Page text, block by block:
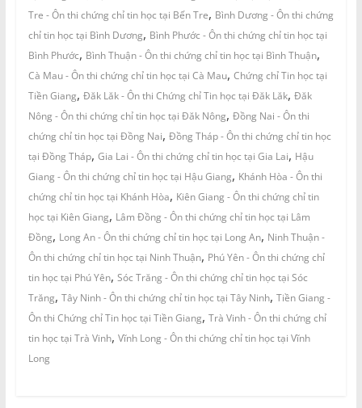
Tre - Ôn thi chứng chỉ tin học tại Bến Tre, Bình Dương - Ôn thi chứng
chỉ tin học tại Bình Dương, Bình Phước - Ôn thi chứng chỉ tin học tại
Bình Phước, Bình Thuận - Ôn thi chứng chỉ tin học tại Bình Thuận,
Cà Mau - Ôn thi chứng chỉ tin học tại Cà Mau, Chứng chỉ Tin học tại
Tiền Giang, Đăk Lăk - Ôn thi Chứng chỉ Tin học tại Đăk Lăk, Đăk
Nông - Ôn thi chứng chỉ tin học tại Đăk Nông, Đồng Nai - Ôn thi
chứng chỉ tin học tại Đồng Nai, Đồng Tháp - Ôn thi chứng chỉ tin học
tại Đồng Tháp, Gia Lai - Ôn thi chứng chỉ tin học tại Gia Lai, Hậu
Giang - Ôn thi chứng chỉ tin học tại Hậu Giang, Khánh Hòa - Ôn thi
chứng chỉ tin học tại Khánh Hòa, Kiên Giang - Ôn thi chứng chỉ tin
học tại Kiên Giang, Lâm Đồng - Ôn thi chứng chỉ tin học tại Lâm
Đồng, Long An - Ôn thi chứng chỉ tin học tại Long An, Ninh Thuận -
Ôn thi chứng chỉ tin học tại Ninh Thuận, Phú Yên - Ôn thi chứng chỉ
tin học tại Phú Yên, Sóc Trăng - Ôn thi chứng chỉ tin học tại Sóc
Trăng, Tây Ninh - Ôn thi chứng chỉ tin học tại Tây Ninh, Tiền Giang -
Ôn thi Chứng chỉ Tin học tại Tiền Giang, Trà Vinh - Ôn thi chứng chỉ
tin học tại Trà Vinh, Vĩnh Long - Ôn thi chứng chỉ tin học tại Vĩnh
Long